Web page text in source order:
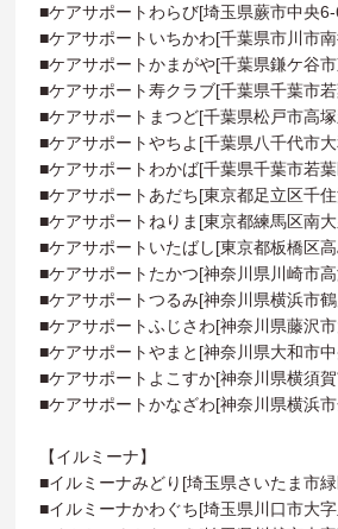
■ケアサポートわらび[埼玉県蕨市中央
■ケアサポートいちかわ[千葉県市川市
■ケアサポートかまがや[千葉県鎌ケ谷
■ケアサポート寿クラブ[千葉県千葉市
■ケアサポートまつど[千葉県松戸市高
■ケアサポートやちよ[千葉県八千代市
■ケアサポートわかば[千葉県千葉市若
■ケアサポートあだち[東京都足立区千
■ケアサポートねりま[東京都練馬区南
■ケアサポートいたばし[東京都板橋区
■ケアサポートたかつ[神奈川県川崎市
■ケアサポートつるみ[神奈川県横浜市
■ケアサポートふじさわ[神奈川県藤沢
■ケアサポートやまと[神奈川県大和市
■ケアサポートよこすか[神奈川県横須
■ケアサポートかなざわ[神奈川県横浜
【イルミーナ】
■イルミーナみどり[埼玉県さいたま市
■イルミーナかわぐち[埼玉県川口市大